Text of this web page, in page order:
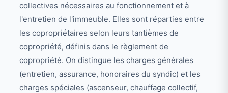
collectives nécessaires au fonctionnement et à
l'entretien de l'immeuble. Elles sont réparties entre
les copropriétaires selon leurs tantièmes de
copropriété, définis dans le règlement de
copropriété. On distingue les charges générales
(entretien, assurance, honoraires du syndic) et les
charges spéciales (ascenseur, chauffage collectif,